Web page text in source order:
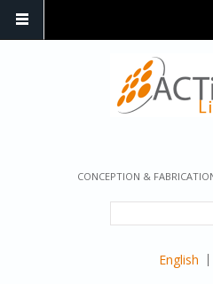
CONCEPTION &
English